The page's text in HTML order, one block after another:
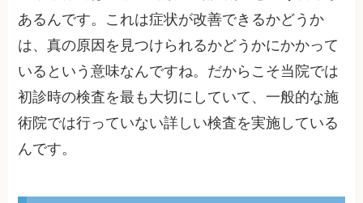
あるんです。これは症状が改善できるかどうか
は、真の原因を見つけられるかどうかにかかって
いるという意味なんですね。だからこそ当院では
初診時の検査を最も大切にしていて、一般的な施
術院では行っていない詳しい検査を実施している
んです。